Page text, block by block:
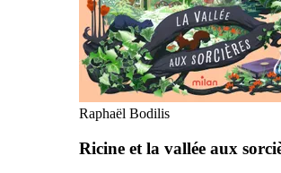
Raphaël Bodilis
Ricine et la vallée aux